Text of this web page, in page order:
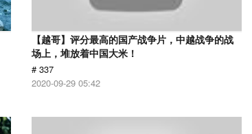
【越哥】评分最高的国产战争片，中越战争的战
场上，堆放着中国大米！
# 337
2020-09-29 05:42